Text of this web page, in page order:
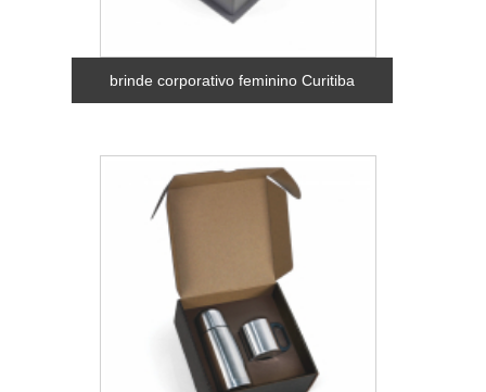
brinde corporativo feminino Curitiba